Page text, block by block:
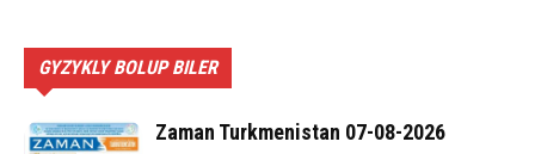
GYZYKLY BOLUP BILER
Zaman Turkmenistan 07-08-2026